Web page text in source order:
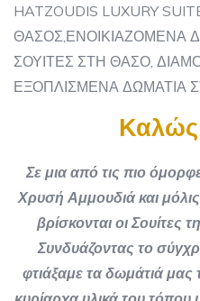
HATZOUDIS LUXURY
ΘΑΣΟΣ,ΕΝΟΙΚΙΑΖΟΜΕΝΑ
ΣΟΥΙΤΕΣ ΣΤΗ ΘΑΣΟ,
ΕΞΟΠΛΙΣΜΕΝΑ ΔΩΜΑΤΙΑ
Καλώς
Σε μια από τις πιο
Χρυσή Αμμουδιά και
βρίσκονται οι Σουίτες
Συνδυάζοντας το
φτιάξαμε τα δωμάτιά